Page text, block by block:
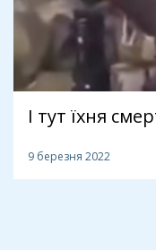
І тут їхня
9 березня 2022